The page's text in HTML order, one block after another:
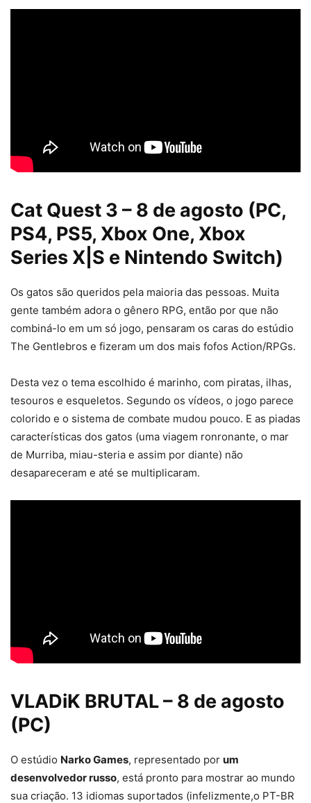
Cat Quest 3 – 8 de agosto (PC,
PS4, PS5, Xbox One, Xbox
Series X|S e Nintendo Switch)
Os gatos são queridos pela maioria das pessoas. Muita
gente também adora o gênero RPG, então por que não
combiná-lo em um só jogo, pensaram os caras do estúdio
The Gentlebros e fizeram um dos mais fofos Action/RPGs.
Desta vez o tema escolhido é marinho, com piratas, ilhas,
tesouros e esqueletos. Segundo os vídeos, o jogo parece
colorido e o sistema de combate mudou pouco. E as piadas
características dos gatos (uma viagem ronronante, o mar
de Murriba, miau-steria e assim por diante) não
desapareceram e até se multiplicaram.
VLADiK BRUTAL – 8 de agosto
(PC)
O estúdio Narko Games, representado por um
desenvolvedor russo, está pronto para mostrar ao mundo
sua criação. 13 idiomas suportados (infelizmente,o PT-BR